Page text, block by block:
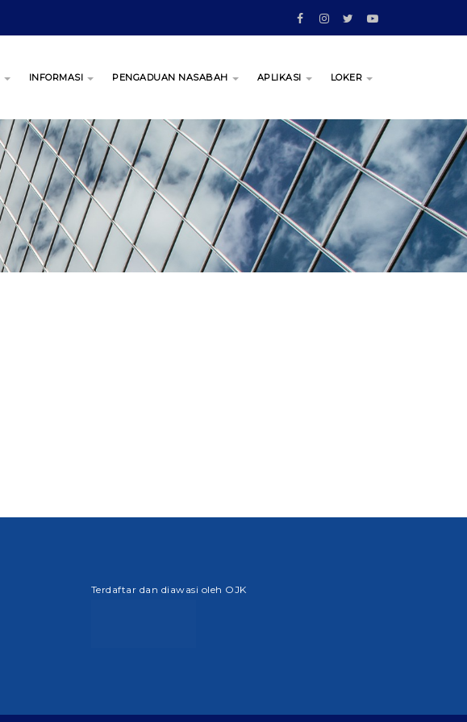
INFORMASI PENGADUAN NASABAH APLIKASI LOKER
Terdaftar dan diawasi oleh OJK